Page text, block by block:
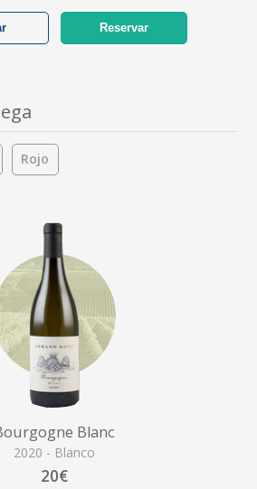
Reservar
Rojo
Blanc
2020 - Blanco
20€